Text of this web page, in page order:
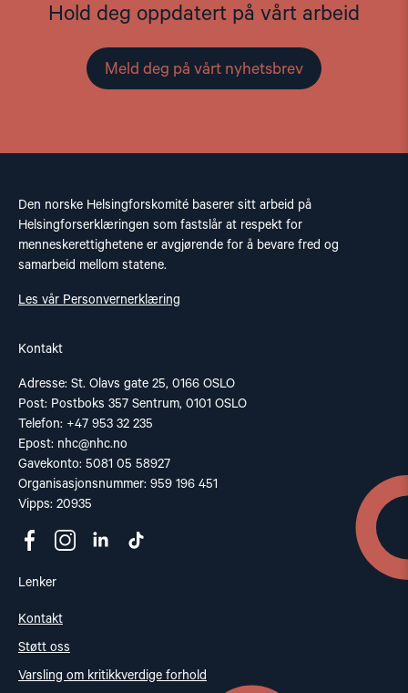
Hold deg oppdatert på vårt arbeid
Meld deg på vårt nyhetsbrev
Den norske Helsingforskomité baserer sitt arbeid på
Helsingforserklæringen som fastslår at respekt for
menneskerettighetene er avgjørende for å bevare fred og
samarbeid mellom statene.
Les vår Personvernerklæring
Kontakt
Adresse: St. Olavs gate 25, 0166 OSLO
Post: Postboks 357 Sentrum, 0101 OSLO
Telefon: +47 953 32 235
Epost: nhc@nhc.no
Gavekonto: 5081 05 58927
Organisasjonsnummer: 959 196 451
Vipps: 20935
Lenker
Kontakt
Støtt oss
Varsling om kritikkverdige forhold